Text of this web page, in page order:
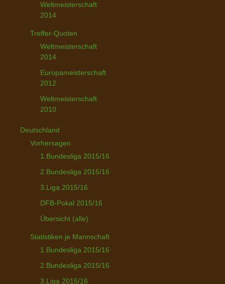
Weltmeisterschaft
2014
Treffer-Quoten
Weltmeisterschaft
2014
Europameisterschaft
2012
Weltmeisterschaft
2010
Deutschland
Vorhersagen
1.Bundesliga 2015/16
2.Bundesliga 2015/16
3.Liga 2015/16
DFB-Pokal 2015/16
Übersicht (alle)
Statistiken je Mannschaft
1.Bundesliga 2015/16
2.Bundesliga 2015/16
3.Liga 2015/16